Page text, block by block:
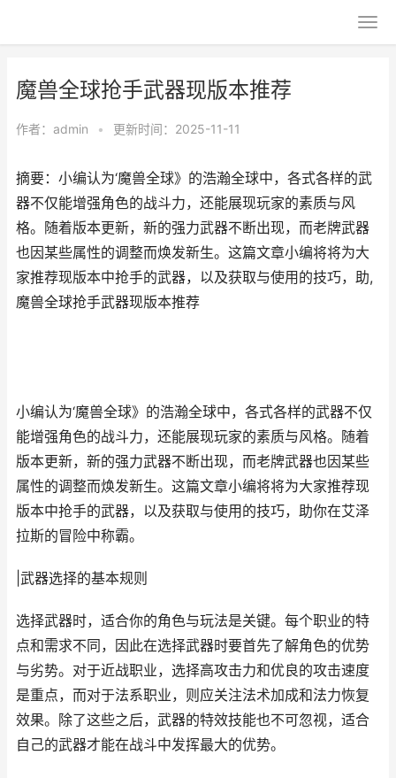
魔兽全球抢手武器现版本推荐
作者： admin • 更新时间：2025-11-11
摘要：小编认为‘魔兽全球》的浩瀚全球中，各式各样的武
器不仅能增强角色的战斗力，还能展现玩家的素质与风
格。随着版本更新，新的强力武器不断出现，而老牌武器
也因某些属性的调整而焕发新生。这篇文章小编将将为大
家推荐现版本中抢手的武器，以及获取与使用的技巧，助,
魔兽全球抢手武器现版本推荐
小编认为‘魔兽全球》的浩瀚全球中，各式各样的武器不仅
能增强角色的战斗力，还能展现玩家的素质与风格。随着
版本更新，新的强力武器不断出现，而老牌武器也因某些
属性的调整而焕发新生。这篇文章小编将将为大家推荐现
版本中抢手的武器，以及获取与使用的技巧，助你在艾泽
拉斯的冒险中称霸。
|武器选择的基本规则
选择武器时，适合你的角色与玩法是关键。每个职业的特
点和需求不同，因此在选择武器时要首先了解角色的优势
与劣势。对于近战职业，选择高攻击力和优良的攻击速度
是重点，而对于法系职业，则应关注法术加成和法力恢复
效果。除了这些之后，武器的特效技能也不可忽视，适合
自己的武器才能在战斗中发挥最大的优势。